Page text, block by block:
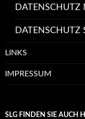
DATENSCHUTZ
DATENSCHUTZ
LINKS
IMPRESSUM
SLG FINDEN SIE AUCH